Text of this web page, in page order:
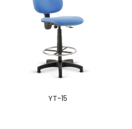
YT-15